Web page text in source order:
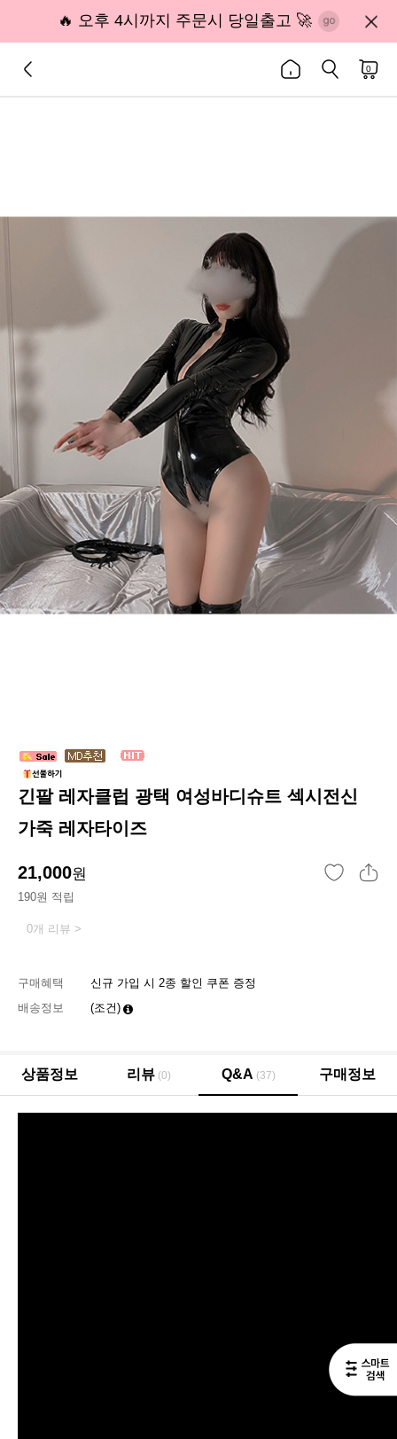
🔥 오후 4시까지 주문시 당일출고 🚀
0
긴팔 레자클럽 광택 여성바디슈트 섹시전신
가죽 레자타이즈
21,000원
190원 적립
0개 리뷰 >
구매혜택
신규 가입 시 2종 할인 쿠폰 증정
배송정보
(조건)
상품정보 리뷰 (0) Q&A (37) 구매정보